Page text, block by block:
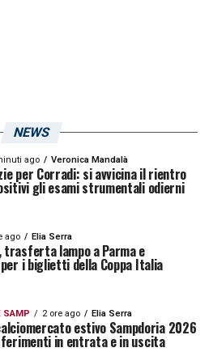
NEWS
ago Veronica Mandalà
per Corradi: si avvicina il rientro
gli esami strumentali odierni
ago Elia Serra
trasferta lampo a Parma e
i biglietti della Coppa Italia
SAMP 2 ore ago Elia Serra
estivo Sampdoria 2026
in entrata e in uscita